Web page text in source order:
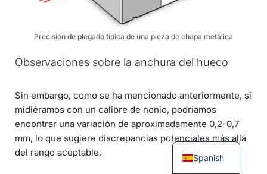
Precisión de plegado típica de una pieza de chapa metálica
Observaciones sobre la anchura del hueco
Sin embargo, como se ha mencionado anteriormente, si
midiéramos con un calibre de nonio, podríamos
encontrar una variación de aproximadamente 0,2-0,7
mm, lo que sugiere discrepancias potenciales más allá
del rango aceptable.
Spanish